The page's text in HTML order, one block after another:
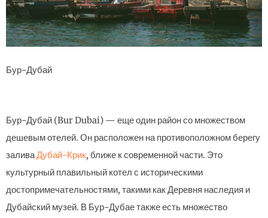
Бур-Дубай
Бур-Дубай (Bur Dubai) — еще один район со множеством
дешевым отелей. Он расположен на противоположном берегу
заливаДубай-Крик, ближе к современной части. Это
культурный плавильный котел с историческими
достопримечательностями, такими как Деревня наследия и
Дубайский музей. В Бур-Дубае также есть множество